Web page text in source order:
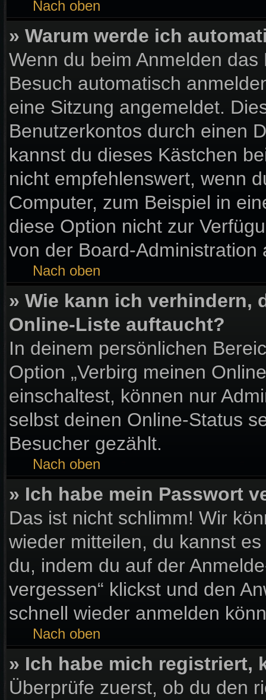
Nach oben
» Warum werde ich
Wenn du beim Anmelden
Besuch automatisch
eine Sitzung angemeldet.
Benutzerkontos durch einen
kannst du dieses Kästchen
nicht empfehlenswert, wenn
Computer, zum Beispiel in
diese Option nicht zur
von der Board-Administration
Nach oben
» Wie kann ich verhindern,
Online-Liste auftaucht?
In deinem persönlichen
Option „Verbirg meinen
einschaltest, können nur
selbst deinen Online-Status
Besucher gezählt.
Nach oben
» Ich habe mein Passwort
Das ist nicht schlimm! Wir
wieder mitteilen, du kannst
du, indem du auf der
vergessen“ klickst und den
schnell wieder anmelden
Nach oben
» Ich habe mich registriert,
Überprüfe zuerst, ob du den